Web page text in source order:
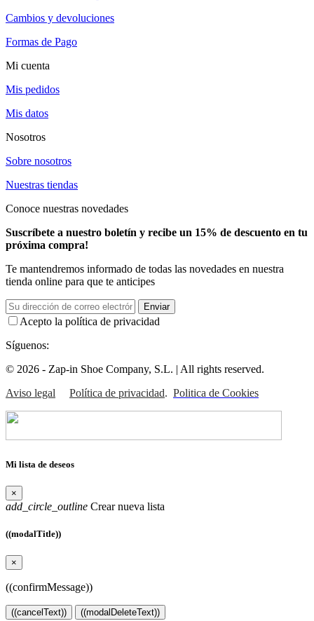
Cambios y devoluciones
Formas de Pago
Mi cuenta
Mis pedidos
Mis datos
Nosotros
Sobre nosotros
Nuestras tiendas
Conoce nuestras novedades
Suscríbete a nuestro boletín y recibe un 15% de descuento en tu
próxima compra!
Te mantendremos informado de todas las novedades en nuestra
tienda online para que te anticipes
Enviar
Acepto la política de privacidad
Síguenos:
© 2026 - Zap-in Shoe Company, S.L. | All rights reserved.
Aviso legal
Política de privacidad. Politica de Cookies
Mi lista de deseos
×
add_circle_outline Crear nueva lista
((modalTitle))
×
((confirmMessage))
((cancelText)) ((modalDeleteText))